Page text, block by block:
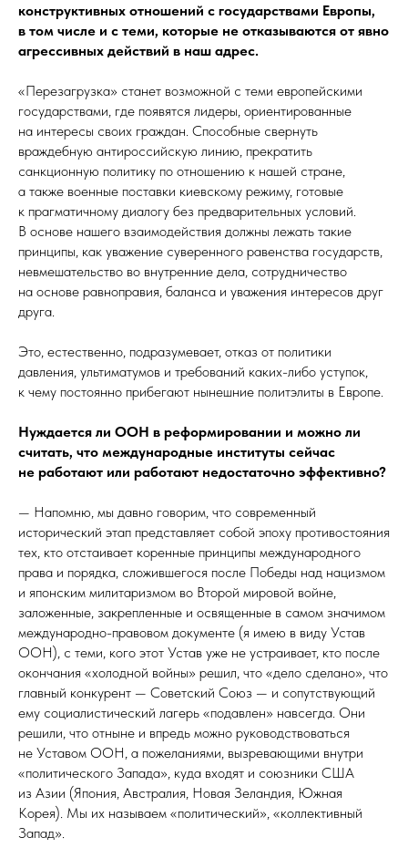
конструктивных отношений с государствами Европы,
в том числе и с теми, которые не отказываются от явно
агрессивных действий в наш адрес.
«Перезагрузка» станет возможной с теми европейскими
государствами, где появятся лидеры, ориентированные
на интересы своих граждан. Способные свернуть
враждебную антироссийскую линию, прекратить
санкционную политику по отношению к нашей стране,
а также военные поставки киевскому режиму, готовые
к прагматичному диалогу без предварительных условий.
В основе нашего взаимодействия должны лежать такие
принципы, как уважение суверенного равенства государств,
невмешательство во внутренние дела, сотрудничество
на основе равноправия, баланса и уважения интересов друг
друга.
Это, естественно, подразумевает, отказ от политики
давления, ультиматумов и требований каких-либо уступок,
к чему постоянно прибегают нынешние политэлиты в Европе.
Нуждается ли ООН в реформировании и можно ли
считать, что международные институты сейчас
не работают или работают недостаточно эффективно?
— Напомню, мы давно говорим, что современный
исторический этап представляет собой эпоху противостояния
тех, кто отстаивает коренные принципы международного
права и порядка, сложившегося после Победы над нацизмом
и японским милитаризмом во Второй мировой войне,
заложенные, закрепленные и освященные в самом значимом
международно-правовом документе (я имею в виду Устав
ООН), с теми, кого этот Устав уже не устраивает, кто после
окончания «холодной войны» решил, что «дело сделано», что
главный конкурент — Советский Союз — и сопутствующий
ему социалистический лагерь «подавлен» навсегда. Они
решили, что отныне и впредь можно руководствоваться
не Уставом ООН, а пожеланиями, вызревающими внутри
«политического Запада», куда входят и союзники США
из Азии (Япония, Австралия, Новая Зеландия, Южная
Корея). Мы их называем «политический», «коллективный
Запад».